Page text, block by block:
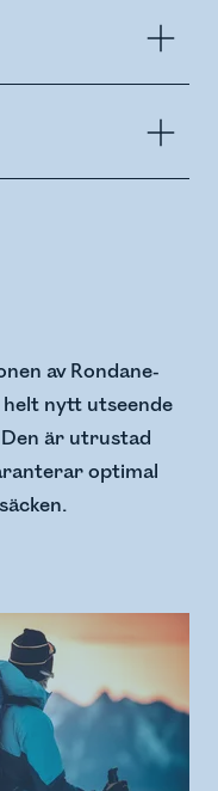
av Rondane-
nytt utseende
är utrustad
optimal